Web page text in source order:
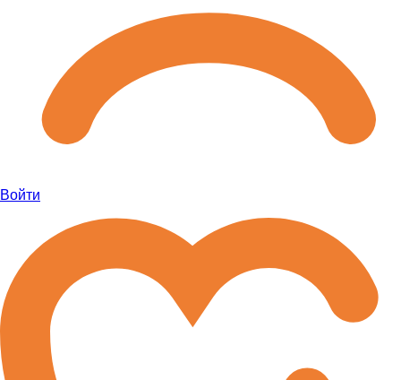
Войти